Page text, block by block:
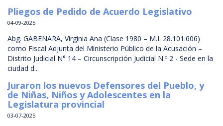
Pliegos de Pedido de Acuerdo Legislativo
04-09-2025
Abg. GABENARA, Virginia Ana (Clase 1980 – M.I. 28.101.606)
como Fiscal Adjunta del Ministerio Público de la Acusación –
Distrito Judicial N° 14 – Circunscripción Judicial N.º 2 - Sede en la
ciudad d...
Juraron los nuevos Defensores del Pueblo, y
de Niñas, Niños y Adolescentes en la
Legislatura provincial
03-07-2025